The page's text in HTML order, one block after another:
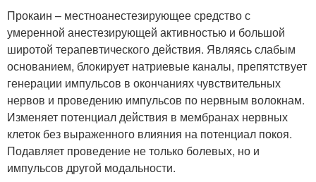
Прокаин – местноанестезирующее средство с
умеренной анестезирующей активностью и большой
широтой терапевтического действия. Являясь слабым
основанием, блокирует натриевые каналы, препятствует
генерации импульсов в окончаниях чувствительных
нервов и проведению импульсов по нервным волокнам.
Изменяет потенциал действия в мембранах нервных
клеток без выраженного влияния на потенциал покоя.
Подавляет проведение не только болевых, но и
импульсов другой модальности.